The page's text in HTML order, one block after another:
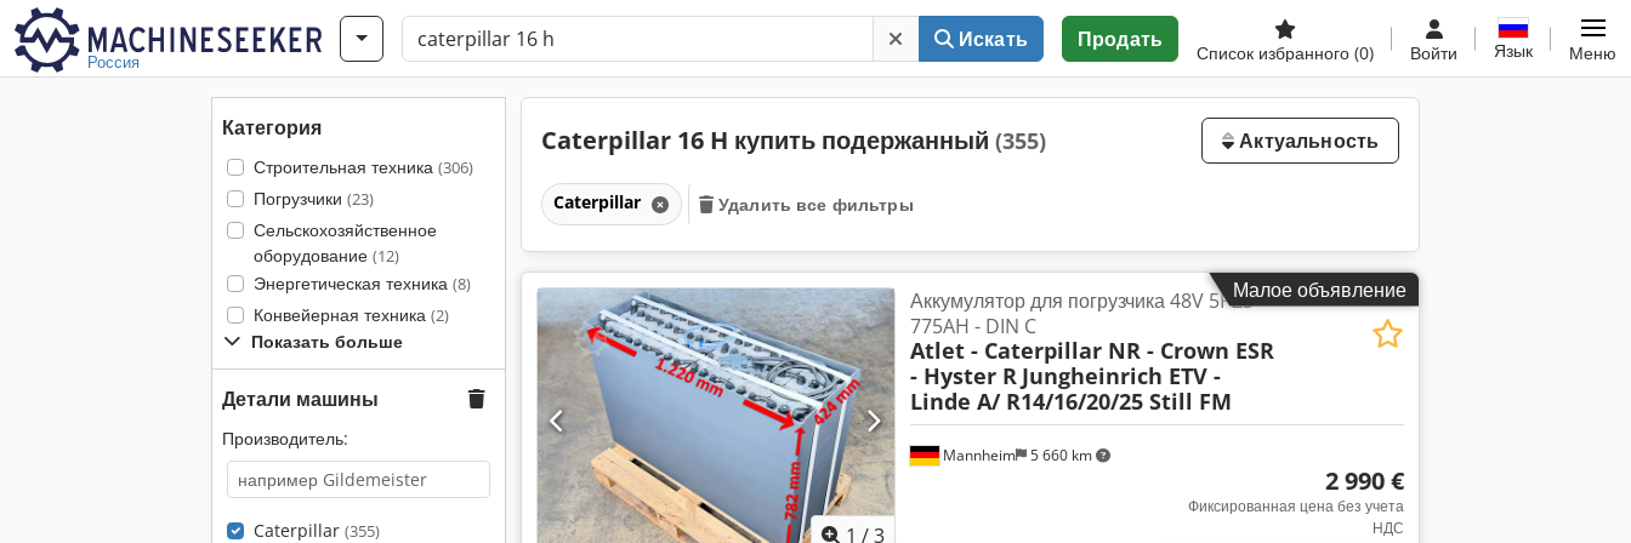
Россия
Искать Продать
Список избранного (0) Войти Язык Меню
Категория
Строительная техника (306)
Погрузчики (23)
Сельскохозяйственное
оборудование (12)
Энергетическая техника (8)
Конвейерная техника (2)
Показать больше
Детали машины
Производитель:
Caterpillar (355)
Caterpillar 16 H купить подержанный (355) Актуальность
Caterpillar Удалить все фильтры
Малое объявление
1 /3
Mannheim 5 660 km
Аккумулятор для погрузчика 48V 5PZS
775AH - DIN C
Atlet - Caterpillar NR - Crown ESR
- Hyster R Jungheinrich ETV -
Linde A/ R14/16/20/25 Still FM
2 990 €
Фиксированная цена без учета
НДС